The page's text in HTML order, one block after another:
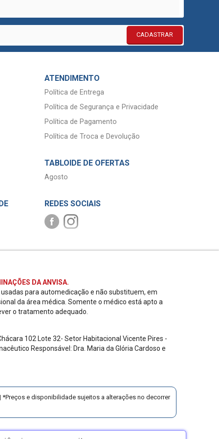
CADASTRAR
ATENDIMENTO
Política de Entrega
Política de Segurança e Privacidade
Política de Pagamento
Política de Troca e Devolução
TABLOIDE DE OFERTAS
Agosto
REDES SOCIAIS
DA ANVISA.
para automedicação e não substituem, em
da área médica. Somente o médico está apto a
o tratamento adequado.
102 Lote 32- Setor Habitacional Vicente Pires -
Responsável: Dra. Maria da Glória Cardoso e
e disponibilidade sujeitos a alterações no decorrer